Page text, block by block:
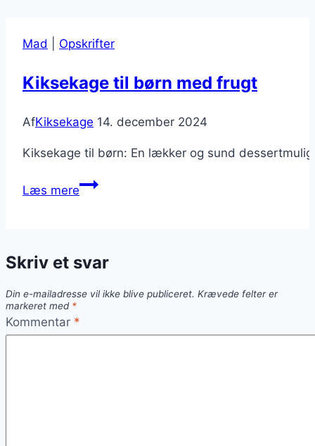
Mad Opskrifter
Kiksekage til børn med frugt
AfKiksekage 14. december 2024
Kiksekage til børn: En lækker og sund
Læs mereKiksekage
frugt
Skriv et svar
Din e-mailadresse vil ikke blive publiceret. Krævede felter er
markeret med *
Kommentar *